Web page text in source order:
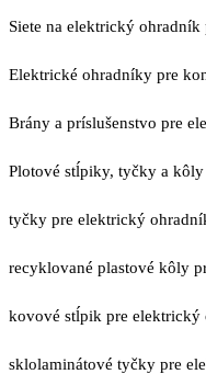
Siete na elektrický ohradník
Elektrické ohradníky pre
Brány a príslušenstvo pre
Plotové stĺpiky, tyčky a kôly
tyčky pre elektrický
recyklované plastové kôly
kovové stĺpik pre elektrický
sklolaminátové tyčky pre